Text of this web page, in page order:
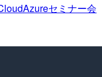
Azureセミナー会